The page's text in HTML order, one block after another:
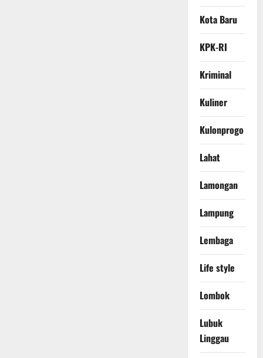
Kota Baru
KPK-RI
Kriminal
Kuliner
Kulonprogo
Lahat
Lamongan
Lampung
Lembaga
Life style
Lombok
Lubuk
Linggau